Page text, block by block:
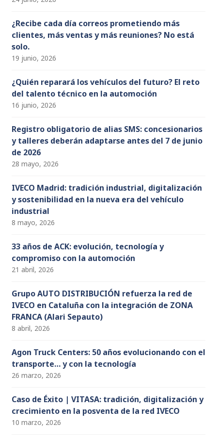
¿Recibe cada día correos prometiendo más
clientes, más ventas y más reuniones? No está
solo.
19 junio, 2026
¿Quién reparará los vehículos del futuro? El reto
del talento técnico en la automoción
16 junio, 2026
Registro obligatorio de alias SMS: concesionarios
y talleres deberán adaptarse antes del 7 de junio
de 2026
28 mayo, 2026
IVECO Madrid: tradición industrial, digitalización
y sostenibilidad en la nueva era del vehículo
industrial
8 mayo, 2026
33 años de ACK: evolución, tecnología y
compromiso con la automoción
21 abril, 2026
Grupo AUTO DISTRIBUCIÓN refuerza la red de
IVECO en Cataluña con la integración de ZONA
FRANCA (Alari Sepauto)
8 abril, 2026
Agon Truck Centers: 50 años evolucionando con el
transporte… y con la tecnología
26 marzo, 2026
Caso de Éxito | VITASA: tradición, digitalización y
crecimiento en la posventa de la red IVECO
10 marzo, 2026